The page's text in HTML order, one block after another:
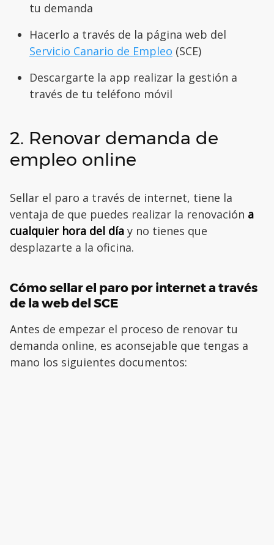
tu demanda
Hacerlo a través de la página web del
Servicio Canario de Empleo (SCE)
Descargarte la app realizar la gestión a
través de tu teléfono móvil
2. Renovar demanda de
empleo online
Sellar el paro a través de internet, tiene la
ventaja de que puedes realizar la renovación a
cualquier hora del día y no tienes que
desplazarte a la oficina.
Cómo sellar el paro por internet a través
de la web del SCE
Antes de empezar el proceso de renovar tu
demanda online, es aconsejable que tengas a
mano los siguientes documentos: